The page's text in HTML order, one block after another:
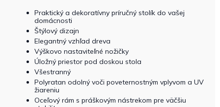
Praktický a dekoratívny príručný stolík do vašej
domácnosti
Štýlový dizajn
Elegantný vzhľad dreva
Výškovo nastaviteľné nožičky
Úložný priestor pod doskou stola
Všestranný
Polyratan odolný voči poveternostným vplyvom a UV
žiareniu
Oceľový rám s práškovým nástrekom pre väčšiu